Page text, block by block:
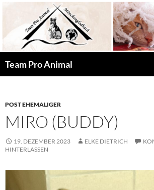
springen
Team Pro Animal
POST EHEMALIGER
MIRO (BUDDY)
19. DEZEMBER 2023 ELKE DIETRICH
HINTERLASSEN